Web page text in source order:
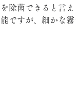
除菌できると言え
ですが、細かな